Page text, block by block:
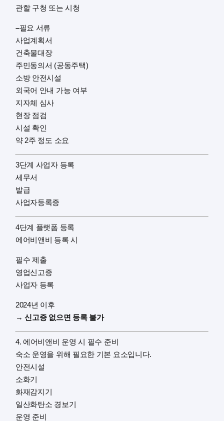
관할 구청 또는 시청
–필요 서류
사업계획서
건축물대장
주민동의서 (공동주택)
소방 안전시설
외국어 안내 가능 여부
지자체 심사
현장 점검
시설 확인
약 2주 정도 소요
3단계 사업자 등록
세무서
발급
사업자등록증
4단계 플랫폼 등록
에어비앤비 등록 시
필수 제출
영업신고증
사업자 등록
2024년 이후
→신고증 없으면 등록 불가
4. 에어비앤비 운영 시 필수 준비
숙소 운영을 위해 필요한 기본 요소입니다.
안전시설
소화기
화재감지기
일산화탄소 경보기
운영 준비